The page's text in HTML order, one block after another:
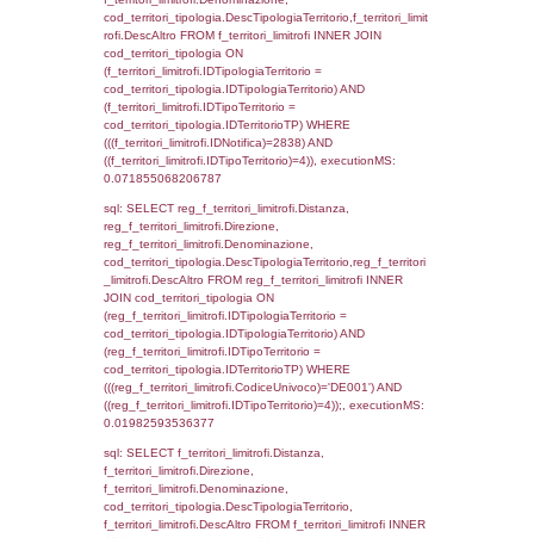
el_comuni.Comune,
reg_f_confini INNER JOIN ((el_comuni
el_province ON el_comuni.IstProvincia =
el_province.IstProvincia) INNER JOIN
el_province.IstRegione =
reg_f_confini.IDComune =
(((reg_f_confini.CodiceUnivoco)='DE001'));,
0.0012738704681396
sql: SELECT
SEPARATOR '; ') AS DescAltro,
f_territori_limitrofi INNER JOIN
(f_territori_limitrofi.IDTipologiaTerritorio =
cod_territori_tipologia.IDTipologiaTerritorio
f_territori_limitrofi.IDTipoTerritorio =
((f_territori_limitrofi.IDNotifica) = 2838 ) AND
cod_territori_tipologia.IDTerritorioTP = 1)